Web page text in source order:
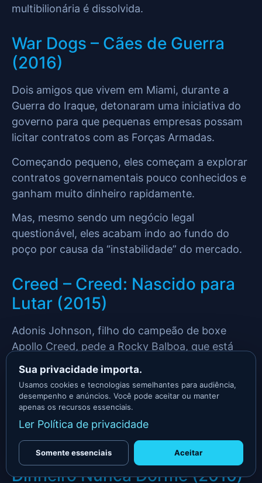
multibilionária é dissolvida.
War Dogs – Cães de Guerra
(2016)
Dois amigos que vivem em Miami, durante a
Guerra do Iraque, detonaram uma iniciativa do
governo para que pequenas empresas possam
licitar contratos com as Forças Armadas.
Começando pequeno, eles começam a explorar
contratos governamentais pouco conhecidos e
ganham muito dinheiro rapidamente.
Mas, mesmo sendo um negócio legal
questionável, eles acabam indo ao fundo do
poço por causa da “instabilidade” do mercado.
Creed – Creed: Nascido para
Lutar (2015)
Adonis Johnson, filho do campeão de boxe
Apollo Creed, pede a Rocky Balboa, que está
Rocky aceita, mas tem dúvidas se Adonis tem o
coração de um verdadeiro lutador.
Wall Street: Money Never
Sleeps – Wall Street: O
Dinheiro Nunca Dorme (2010)
Sua privacidade importa.
Usamos cookies e tecnologias semelhantes para audiência,
desempenho e anúncios. Você pode aceitar ou manter
apenas os recursos essenciais.
Ler Política de privacidade
Somente essenciais Aceitar